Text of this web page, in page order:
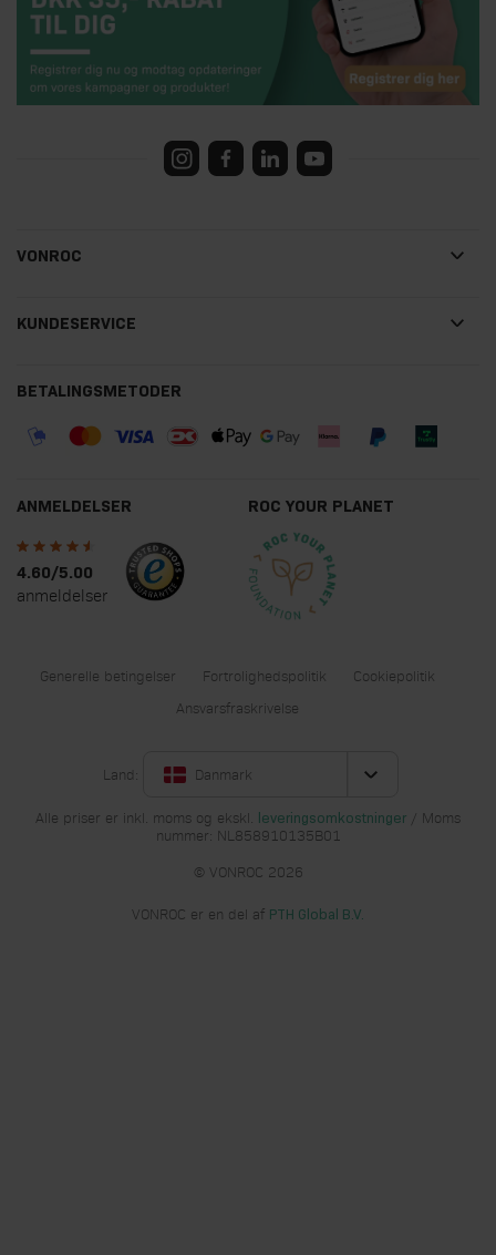
VONROC
KUNDESERVICE
BETALINGSMETODER
ANMELDELSER
4.60/5.00
anmeldelser
ROC YOUR PLANET
Generelle betingelser Fortrolighedspolitik
Cookiepolitik
Ansvarsfraskrivelse
Land: Danmark
Alle priser er inkl. moms og ekskl. leveringsomkostninger / Moms
nummer: NL858910135B01
© VONROC 2026
VONROC er en del af PTH Global B.V.